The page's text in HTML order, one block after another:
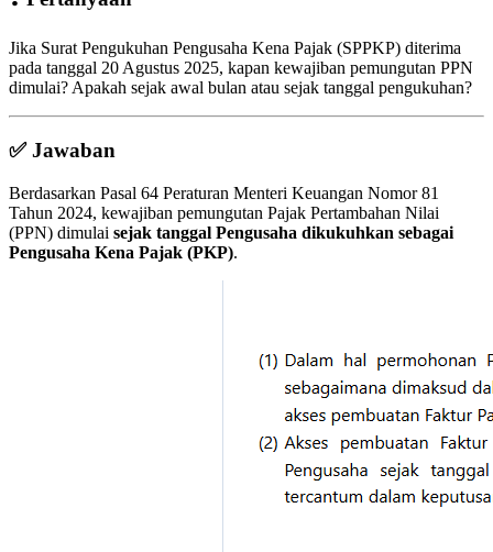
Jika Surat Pengukuhan Pengusaha Kena Pajak (SPPKP) diterima
pada tanggal 20 Agustus 2025, kapan kewajiban pemungutan PPN
dimulai? Apakah sejak awal bulan atau sejak tanggal pengukuhan?
✅ Jawaban
Berdasarkan Pasal 64 Peraturan Menteri Keuangan Nomor 81
Tahun 2024, kewajiban pemungutan Pajak Pertambahan Nilai
(PPN) dimulai sejak tanggal Pengusaha dikukuhkan sebagai
Pengusaha Kena Pajak (PKP).